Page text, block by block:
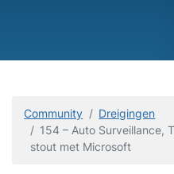
Community
Dreigingen
154 – Auto Surveillance,
stout met Microsoft